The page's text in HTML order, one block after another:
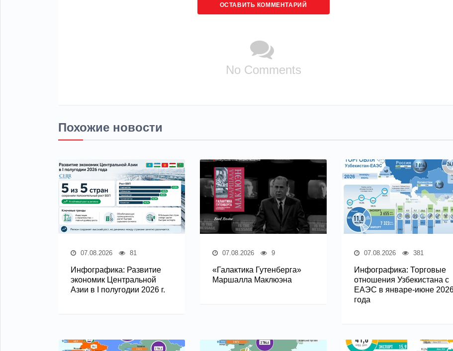
ОСТАВИТЬ КОММЕНТАРИЙ
No Comments
Похожие новости
07.08.2026 81
Инфографика: Развитие
экономик Центральной
Азии в I полугодии 2026 г.
07.08.2026 9
«Галактика Гутенберга»
Маршалла Маклюэна
07.08.2026 381
Инфографика: Торговые
отношения Узбекистана с
ЕАЭС в январе-июне
года